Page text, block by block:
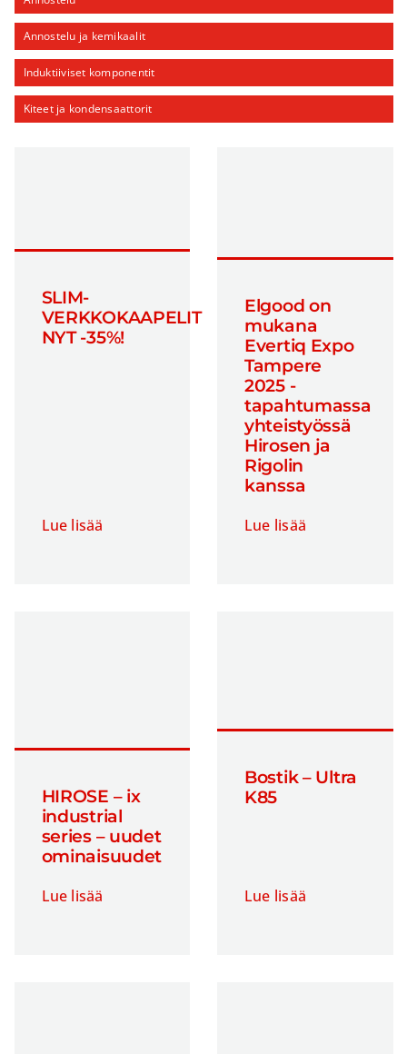
Annostelu ja kemikaalit
Induktiiviset komponentit
Kiteet ja kondensaattorit
Liittimet ja kaapelikokoonpanot
Mekaniikka
Mekaniikka ja lämmönhallinta
Virtalähteet
SLIM-
VERKKOKAAPELIT
NYT -35%!
Lue lisää
Elgood on
mukana
Evertiq Expo
Tampere
2025 -
tapahtumassa
yhteistyössä
Hirosen ja
Rigolin
kanssa
Lue lisää
HIROSE – ix
industrial
series – uudet
ominaisuudet
Lue lisää
Bostik – Ultra
K85
Lue lisää